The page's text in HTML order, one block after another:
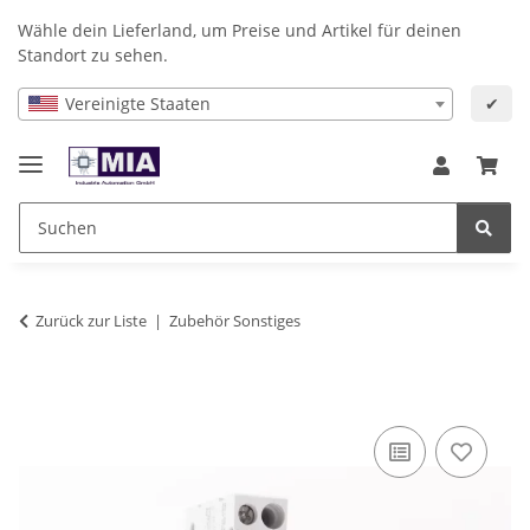
Wähle dein Lieferland, um Preise und Artikel für deinen
Standort zu sehen.
Vereinigte Staaten ✔
Zurück zur Liste Zubehör Sonstiges